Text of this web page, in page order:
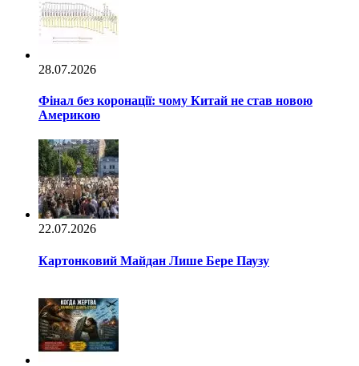
28.07.2026
Фінал без коронації: чому Китай не став новою
Америкою
22.07.2026
Картонковий Майдан Лише Бере Паузу